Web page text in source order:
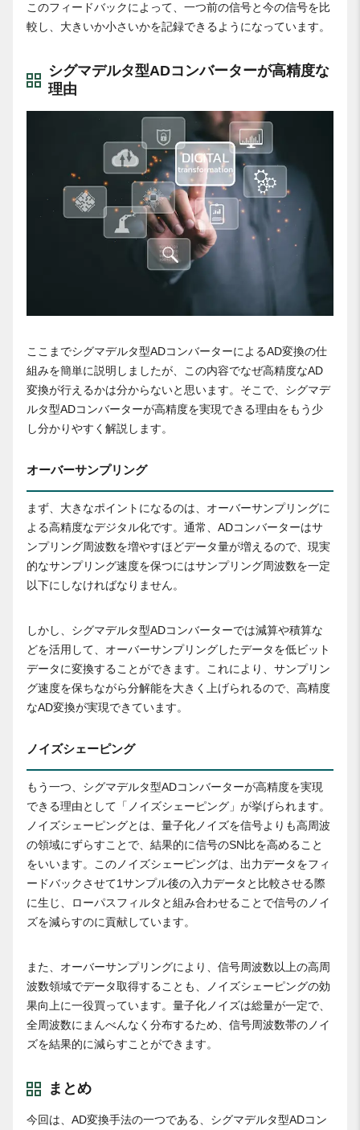
このフィードバックによって、一つ前の信号と今の信号を比
較し、大きいか小さいかを記録できるようになっています。
シグマデルタ型ADコンバーターが高精度な
理由
ここまでシグマデルタ型ADコンバーターによるAD変換の仕
組みを簡単に説明しましたが、この内容でなぜ高精度なAD
変換が行えるかは分からないと思います。そこで、シグマデ
ルタ型ADコンバーターが高精度を実現できる理由をもう少
し分かりやすく解説します。
オーバーサンプリング
まず、大きなポイントになるのは、オーバーサンプリングに
よる高精度なデジタル化です。通常、ADコンバーターはサ
ンプリング周波数を増やすほどデータ量が増えるので、現実
的なサンプリング速度を保つにはサンプリング周波数を一定
以下にしなければなりません。
しかし、シグマデルタ型ADコンバーターでは減算や積算な
どを活用して、オーバーサンプリングしたデータを低ビット
データに変換することができます。これにより、サンプリン
グ速度を保ちながら分解能を大きく上げられるので、高精度
なAD変換が実現できています。
ノイズシェーピング
もう一つ、シグマデルタ型ADコンバーターが高精度を実現
できる理由として「ノイズシェーピング」が挙げられます。
ノイズシェーピングとは、量子化ノイズを信号よりも高周波
の領域にずらすことで、結果的に信号のSN比を高めること
をいいます。このノイズシェーピングは、出力データをフィ
ードバックさせて1サンプル後の入力データと比較させる際
に生じ、ローパスフィルタと組み合わせることで信号のノイ
ズを減らすのに貢献しています。
また、オーバーサンプリングにより、信号周波数以上の高周
波数領域でデータ取得することも、ノイズシェーピングの効
果向上に一役買っています。量子化ノイズは総量が一定で、
全周波数にまんべんなく分布するため、信号周波数帯のノイ
ズを結果的に減らすことができます。
まとめ
今回は、AD変換手法の一つである、シグマデルタ型ADコン